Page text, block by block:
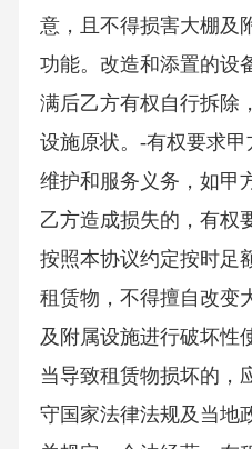
意，且不得损害大棚及
功能。改造和添置的设
满后乙方有权自行拆除
设施原状。-有权要求
维护和服务义务，如甲
乙方造成损失的，有权
按照本协议约定按时足
租赁物，不得擅自改变
及附属设施进行破坏性
当导致租赁物损坏的，
守国家法律法规及当地